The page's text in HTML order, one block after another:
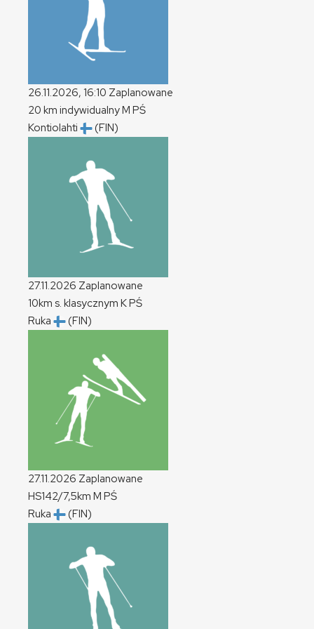
26.11.2026, 16:10 Zaplanowane
20 km indywidualnyM PŚ
Kontiolahti
(FIN)
27.11.2026 Zaplanowane
10km s. klasycznym KPŚ
Ruka
(FIN)
27.11.2026 Zaplanowane
HS142/7,5km M PŚ
Ruka
(FIN)